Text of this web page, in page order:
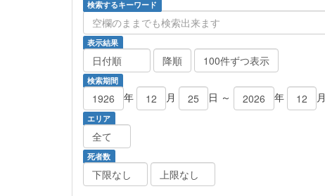
検索するキーワード
表示結果
検索期間
年 月 日 ～ 年 月
エリア
死者数